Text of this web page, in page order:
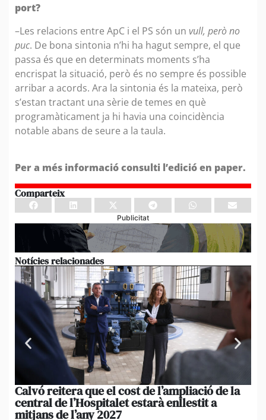
port?
–Les relacions entre ApC i el PS són un vull, però no
puc. De bona sintonia n’hi ha hagut sempre, el que
passa és que en determinats moments s’ha
encrispat la situació, però és no sempre és possible
arribar a acords. Ara la sintonia és la mateixa, però
s’estan tractant una sèrie de temes en què
programàticament ja hi havia una coincidència
notable abans de seure a la taula.
Per a més informació consulti l’edició en paper.
Comparteix
Publicitat
Notícies relacionades
Calvó reitera que el cost de l’ampliació de la
central de l’Hospitalet estarà enllestit a
mitjans de l’any 2027